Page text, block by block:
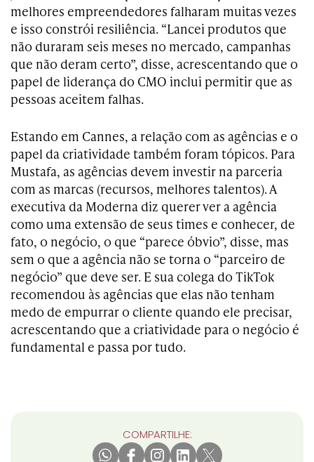
melhores empreendedores falharam muitas vezes
e isso constrói resiliência. “Lancei produtos que
não duraram seis meses no mercado, campanhas
que não deram certo”, disse, acrescentando que o
papel de liderança do CMO inclui permitir que as
pessoas aceitem falhas.
Estando em Cannes, a relação com as agências e o
papel da criatividade também foram tópicos. Para
Mustafa, as agências devem investir na parceria
com as marcas (recursos, melhores talentos). A
executiva da Moderna diz querer ver a agência
como uma extensão de seus times e conhecer, de
fato, o negócio, o que “parece óbvio”, disse, mas
sem o que a agência não se torna o “parceiro de
negócio” que deve ser. E sua colega do TikTok
recomendou às agências que elas não tenham
medo de empurrar o cliente quando ele precisar,
acrescentando que a criatividade para o negócio é
fundamental e passa por tudo.
COMPARTILHE: